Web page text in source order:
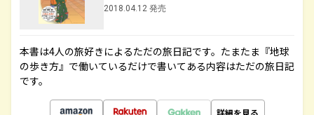
2018.04.12 発売
本書は4人の旅好きによるただの旅日記です。たまたま『地球
の歩き方』で働いているだけで書いてある内容はただの旅日記
です。
詳細を見る